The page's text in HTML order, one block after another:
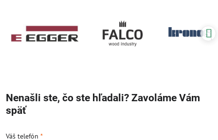
Nenašli ste, čo ste hľadali? Zavoláme Vám
späť
Váš telefón *